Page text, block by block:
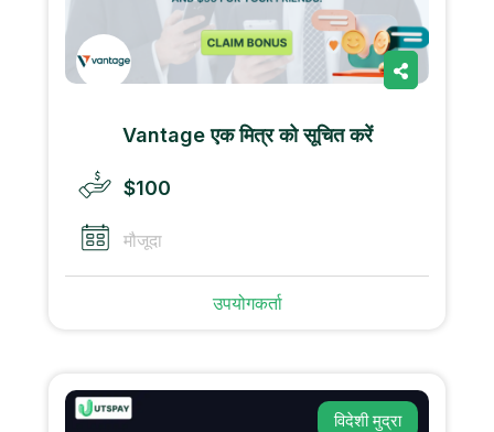
Vantage एक मित्र को सूचित करें
$100
मौजूदा
उपयोगकर्ता
विदेशी मुद्रा